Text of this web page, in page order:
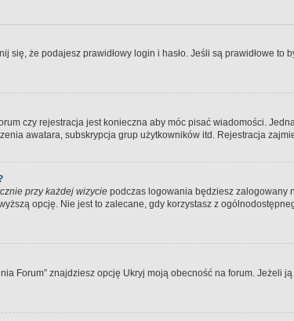
się, że podajesz prawidłowy login i hasło. Jeśli są prawidłowe
czy rejestracja jest konieczna aby móc pisać wiadomości.
awatara, subskrypcja grup użytkowników itd. Rejestracja
przy każdej wizycie podczas logowania będziesz zalogowany
opcję. Nie jest to zalecane, gdy korzystasz z
Forum” znajdziesz opcję Ukryj moją obecność na forum.